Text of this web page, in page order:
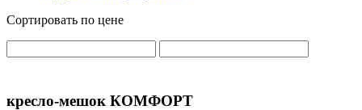
Сортировать по цене
кресло-мешок КОМФОРТ